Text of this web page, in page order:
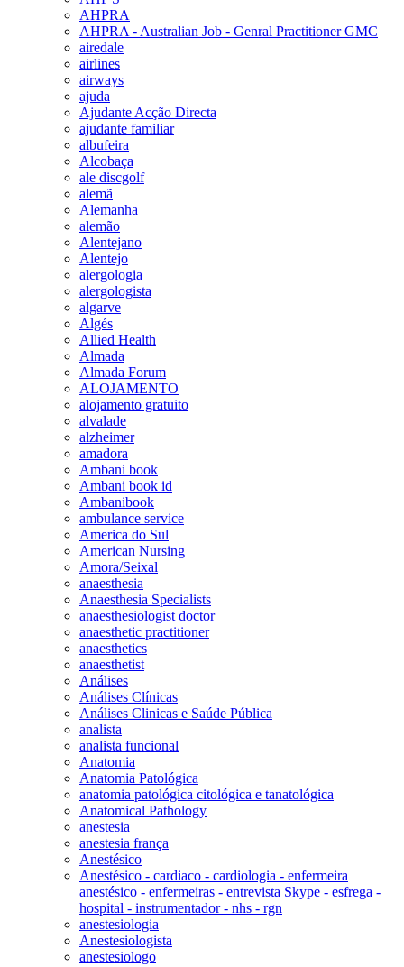
AHPRA
AHPRA - Australian Job - Genral Practitioner GMC
airedale
airlines
airways
ajuda
Ajudante Acção Directa
ajudante familiar
albufeira
Alcobaça
ale discgolf
alemã
Alemanha
alemão
Alentejano
Alentejo
alergologia
alergologista
algarve
Algés
Allied Health
Almada
Almada Forum
ALOJAMENTO
alojamento gratuito
alvalade
alzheimer
amadora
Ambani book
Ambani book id
Ambanibook
ambulance service
America do Sul
American Nursing
Amora/Seixal
anaesthesia
Anaesthesia Specialists
anaesthesiologist doctor
anaesthetic practitioner
anaesthetics
anaesthetist
Análises
Análises Clínicas
Análises Clinicas e Saúde Pública
analista
analista funcional
Anatomia
Anatomia Patológica
anatomia patológica citológica e tanatológica
Anatomical Pathology
anestesia
anestesia frança
Anestésico
Anestésico - cardiaco - cardiologia - enfermeira
anestésico - enfermeiras - entrevista Skype - esfrega -
hospital - instrumentador - nhs - rgn
anestesiologia
Anestesiologista
anestesiologo